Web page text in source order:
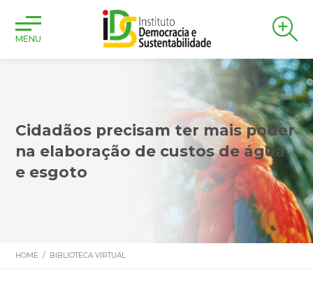
MENU
Cidadãos precisam ter mais poder
na elaboração de custos de água
e esgoto
HOME / BIBLIOTECA VIRTUAL